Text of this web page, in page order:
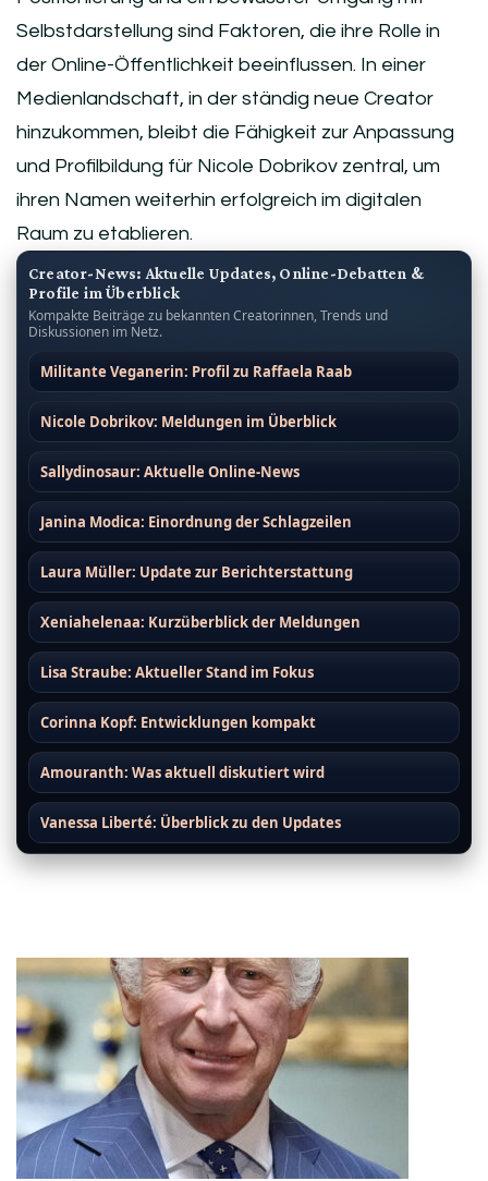
Selbstdarstellung sind Faktoren, die ihre Rolle in
der Online-Öffentlichkeit beeinflussen. In einer
Medienlandschaft, in der ständig neue Creator
hinzukommen, bleibt die Fähigkeit zur Anpassung
und Profilbildung für Nicole Dobrikov zentral, um
ihren Namen weiterhin erfolgreich im digitalen
Raum zu etablieren.
Creator-News: Aktuelle Updates, Online-Debatten &
Profile im Überblick
Kompakte Beiträge zu bekannten Creatorinnen, Trends und
Diskussionen im Netz.
Militante Veganerin: Profil zu Raffaela Raab
Nicole Dobrikov: Meldungen im Überblick
Sallydinosaur: Aktuelle Online-News
Janina Modica: Einordnung der Schlagzeilen
Laura Müller: Update zur Berichterstattung
Xeniahelenaa: Kurzüberblick der Meldungen
Lisa Straube: Aktueller Stand im Fokus
Corinna Kopf: Entwicklungen kompakt
Amouranth: Was aktuell diskutiert wird
Vanessa Liberté: Überblick zu den Updates
Post
Navigation